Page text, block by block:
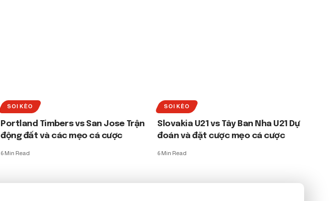
SOI KÈO
Portland Timbers vs San Jose Trận
động đất và các mẹo cá cược
6 Min Read
SOI KÈO
Slovakia U21 vs Tây Ban Nha U21 Dự
đoán và đặt cược mẹo cá cược
6 Min Read